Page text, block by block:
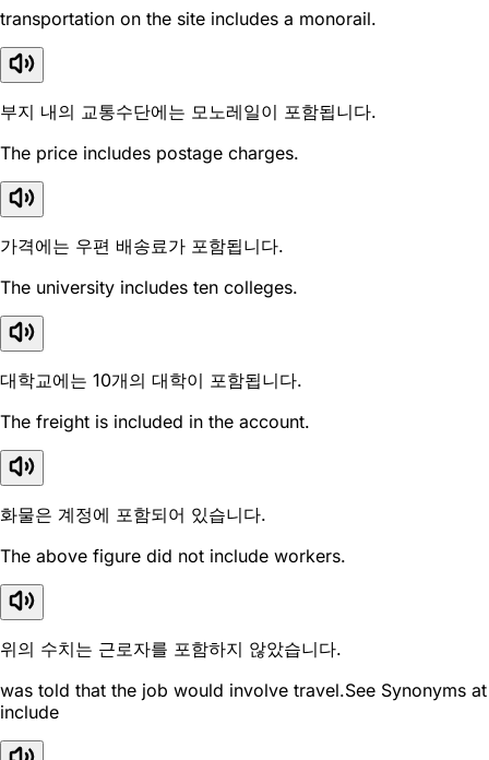
transportation on the site includes a monorail.
부지 내의 교통수단에는 모노레일이 포함됩니다.
The price includes postage charges.
가격에는 우편 배송료가 포함됩니다.
The university includes ten colleges.
대학교에는 10개의 대학이 포함됩니다.
The freight is included in the account.
화물은 계정에 포함되어 있습니다.
The above figure did not include workers.
위의 수치는 근로자를 포함하지 않았습니다.
was told that the job would involve travel.See Synonyms at
include